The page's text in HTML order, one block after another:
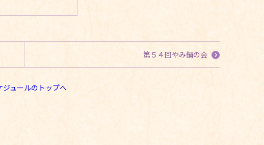
第５４回やみ鍋の会
ジュールのトップへ